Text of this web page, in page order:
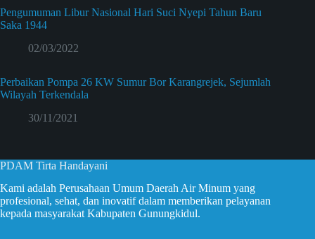
Pengumuman Libur Nasional Hari Suci Nyepi Tahun Baru
Saka 1944
02/03/2022
Perbaikan Pompa 26 KW Sumur Bor Karangrejek, Sejumlah
Wilayah Terkendala
30/11/2021
PDAM Tirta Handayani
Kami adalah Perusahaan Umum Daerah Air Minum yang
profesional, sehat, dan inovatif dalam memberikan pelayanan
kepada masyarakat Kabupaten Gunungkidul.